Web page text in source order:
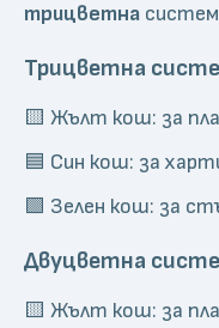
трицветна
Трицветна
🟨 Жълт кош: за
🟦 Син кош: за
🟩 Зелен кош: за
Двуцветна
🟨 Жълт кош: за